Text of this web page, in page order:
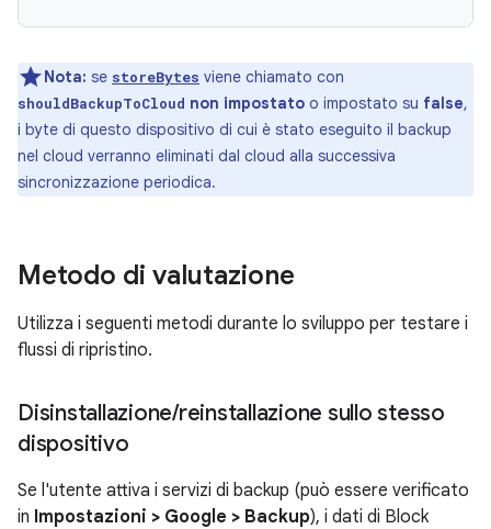
Nota: se storeBytes viene chiamato con
shouldBackupToCloud non impostato o impostato su false,
i byte di questo dispositivo di cui è stato eseguito il backup
nel cloud verranno eliminati dal cloud alla successiva
sincronizzazione periodica.
Metodo di valutazione
Utilizza i seguenti metodi durante lo sviluppo per testare i
flussi di ripristino.
Disinstallazione/reinstallazione sullo stesso
dispositivo
Se l'utente attiva i servizi di backup (può essere verificato
in Impostazioni > Google > Backup), i dati di Block